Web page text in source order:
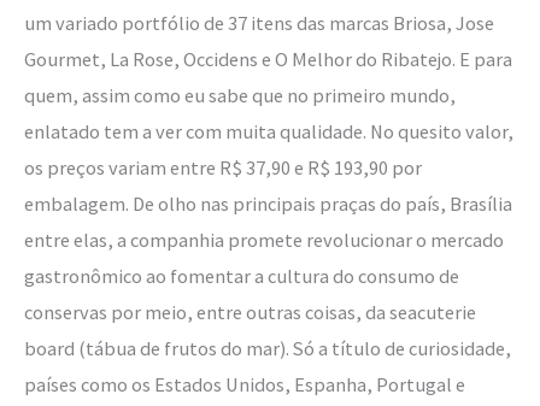
um variado portfólio de 37 itens das marcas Briosa, Jose
Gourmet, La Rose, Occidens e O Melhor do Ribatejo. E para
quem, assim como eu sabe que no primeiro mundo,
enlatado tem a ver com muita qualidade. No quesito valor,
os preços variam entre R$ 37,90 e R$ 193,90 por
embalagem. De olho nas principais praças do país, Brasília
entre elas, a companhia promete revolucionar o mercado
gastronômico ao fomentar a cultura do consumo de
conservas por meio, entre outras coisas, da seacuterie
board (tábua de frutos do mar). Só a título de curiosidade,
países como os Estados Unidos, Espanha, Portugal e